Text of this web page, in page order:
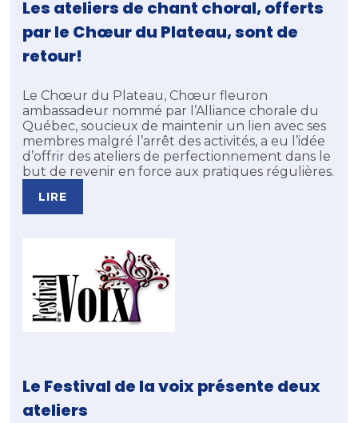
Les ateliers de chant choral, offerts
par le Chœur du Plateau, sont de
retour!
Le Chœur du Plateau, Chœur fleuron
ambassadeur nommé par l’Alliance chorale du
Québec, soucieux de maintenir un lien avec ses
membres malgré l’arrêt des activités, a eu l’idée
d’offrir des ateliers de perfectionnement dans le
but de revenir en force aux pratiques régulières.
LIRE
Le Festival de la voix présente deux
ateliers